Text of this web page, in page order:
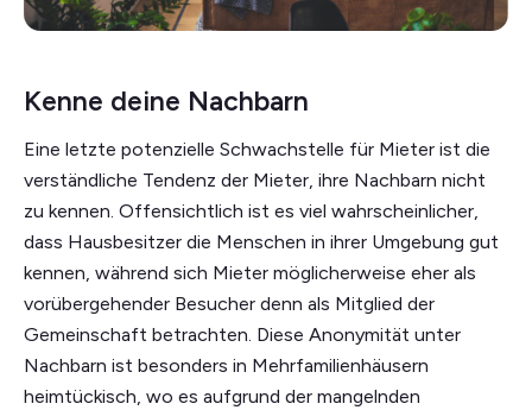
Kenne deine Nachbarn
Eine letzte potenzielle Schwachstelle für Mieter ist die
verständliche Tendenz der Mieter, ihre Nachbarn nicht
zu kennen. Offensichtlich ist es viel wahrscheinlicher,
dass Hausbesitzer die Menschen in ihrer Umgebung gut
kennen, während sich Mieter möglicherweise eher als
vorübergehender Besucher denn als Mitglied der
Gemeinschaft betrachten. Diese Anonymität unter
Nachbarn ist besonders in Mehrfamilienhäusern
heimtückisch, wo es aufgrund der mangelnden